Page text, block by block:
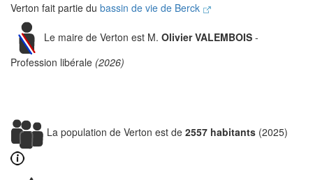
Verton fait partie du bassin de vie de Berck
Le maire de Verton est M. Olivier VALEMBOIS -
Profession libérale (2026)
La population de Verton est de 2557 habitants (2025)